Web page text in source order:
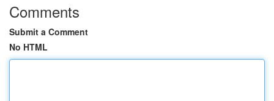
Comments
Submit a Comment
No HTML